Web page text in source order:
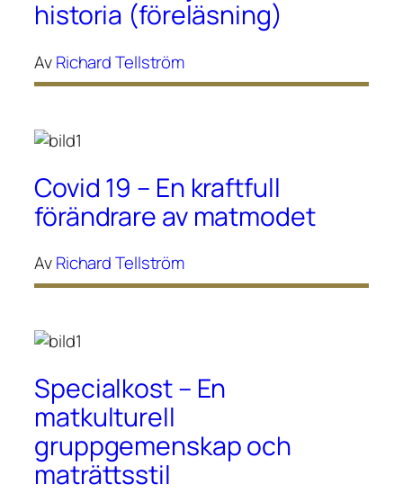
historia (föreläsning)
AvRichard Tellström
Covid 19 – En kraftfull
förändrare av matmodet
AvRichard Tellström
Specialkost – En
matkulturell
gruppgemenskap och
maträttsstil